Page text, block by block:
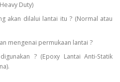
Duty)
akan dilalui lantai itu ? (Normal atau
mengenai permukaan lantai ?
? (Epoxy Lantai Anti-Statik